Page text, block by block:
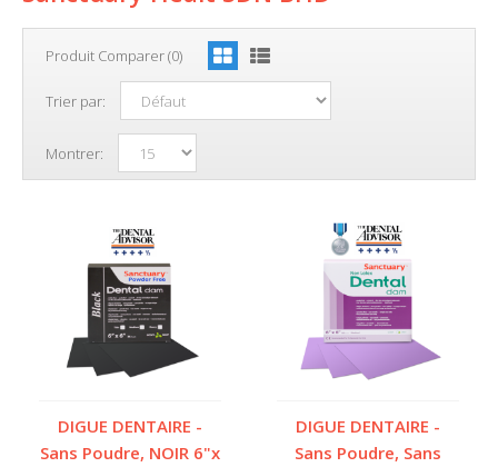
Produit Comparer (0)
Trier par:
Montrer:
DIGUE DENTAIRE -
Sans Poudre, NOIR 6"x
DIGUE DENTAIRE -
Sans Poudre, Sans